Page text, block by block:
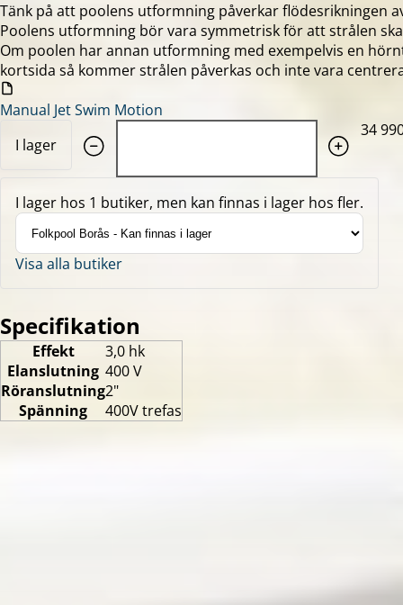
Tänk på att poolens utformning påverkar flödesrikningen
Poolens utformning bör vara symmetrisk för att strålen
Om poolen har annan utformning med exempelvis en
kortsida så kommer strålen påverkas och inte vara
Manual Jet Swim Motion
I lager
34
I lager hos 1 butiker, men kan finnas i lager hos fler.
Visa alla butiker
Specifikation
Effekt
3,0 hk
Elanslutning 400 V
Röranslutning2"
Spänning
400V trefas